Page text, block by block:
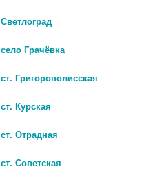
Светлоград
село Грачёвка
ст. Григорополисская
ст. Курская
ст. Отрадная
ст. Советская